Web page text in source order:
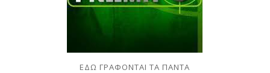
ΕΔΩ ΓΡΑΦΟΝΤΑΙ ΤΑ ΠΑΝΤΑ